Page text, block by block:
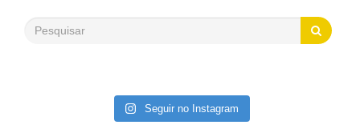
saneamento básico, em pequenas comunidades rurais.
Patriota disse ainda que, mesmo sem mandato,
Seguir no Instagram